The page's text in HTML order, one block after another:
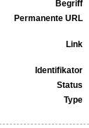
Begriff
Permanente URL
Link
Identifikator
Status
Type